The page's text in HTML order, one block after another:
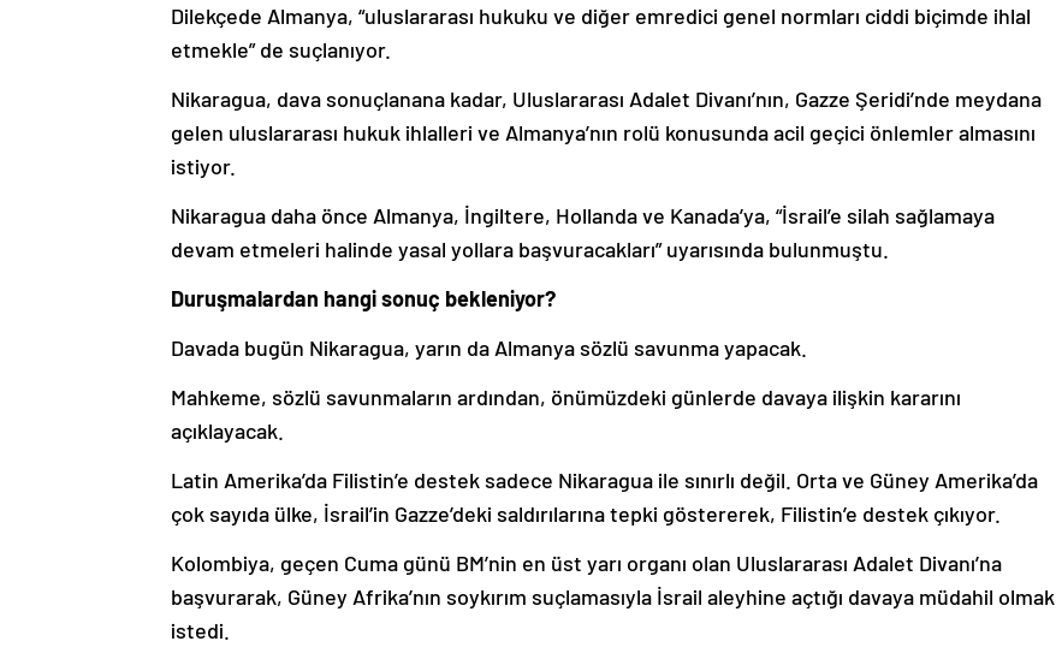
Dilekçede Almanya, “uluslararası hukuku ve diğer emredici genel normları ciddi biçimde ihlal
etmekle” de suçlanıyor.
Nikaragua, dava sonuçlanana kadar, Uluslararası Adalet Divanı’nın, Gazze Şeridi’nde meydana
gelen uluslararası hukuk ihlalleri ve Almanya’nın rolü konusunda acil geçici önlemler almasını
istiyor.
Nikaragua daha önce Almanya, İngiltere, Hollanda ve Kanada’ya, “İsrail’e silah sağlamaya
devam etmeleri halinde yasal yollara başvuracakları” uyarısında bulunmuştu.
Duruşmalardan hangi sonuç bekleniyor?
Davada bugün Nikaragua, yarın da Almanya sözlü savunma yapacak.
Mahkeme, sözlü savunmaların ardından, önümüzdeki günlerde davaya ilişkin kararını
açıklayacak.
Latin Amerika’da Filistin’e destek sadece Nikaragua ile sınırlı değil. Orta ve Güney Amerika’da
çok sayıda ülke, İsrail’in Gazze’deki saldırılarına tepki göstererek, Filistin’e destek çıkıyor.
Kolombiya, geçen Cuma günü BM’nin en üst yarı organı olan Uluslararası Adalet Divanı’na
başvurarak, Güney Afrika’nın soykırım suçlamasıyla İsrail aleyhine açtığı davaya müdahil olmak
istedi.